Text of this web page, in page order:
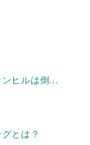
ヒルは倒...
とは？